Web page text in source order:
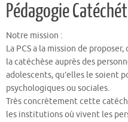
Pédagogie
Notre mission :
La PCS a la mission de
la catéchèse auprès des
adolescents, qu’elles le soient
psychologiques ou sociales.
Très concrètement cette
les institutions où vivent les